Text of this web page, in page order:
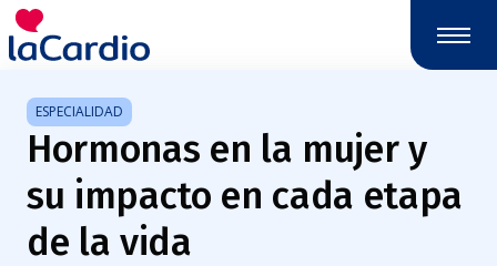
Nota:
este
sitio
web
incluye
accesibilidad.
ESPECIALIDAD
Hormonas en la mujer y
su impacto en cada etapa
de la vida